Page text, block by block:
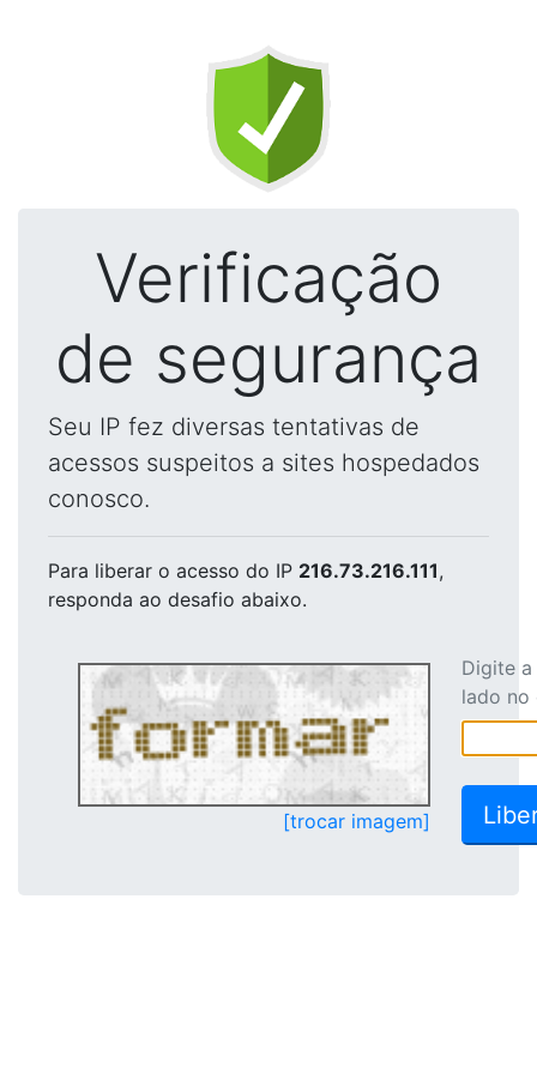
Verificação
de segurança
Seu IP fez diversas tentativas de
acessos suspeitos a sites hospedados
conosco.
Para liberar o acesso do IP 216.73.216.111,
responda ao desafio abaixo.
[trocar imagem]
Digite
lado no